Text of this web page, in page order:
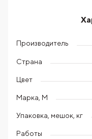
Производитель
Страна
Цвет
Марка, М
Упаковка, мешок, кг
Работы